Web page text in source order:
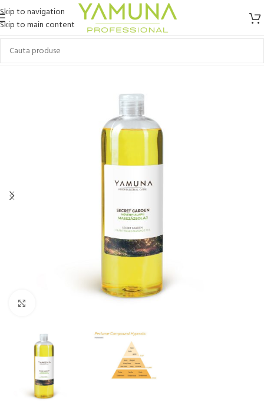
Skip to navigation
Skip to main content